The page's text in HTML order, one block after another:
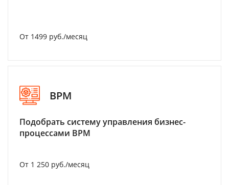
От 1499 руб./месяц
BPM
Подобрать систему управления бизнес-
процессами BPM
От 1 250 руб./месяц